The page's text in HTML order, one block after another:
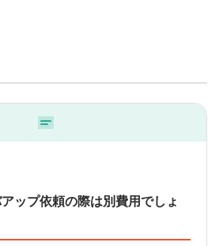
アップ依頼の際は別費用でしょ